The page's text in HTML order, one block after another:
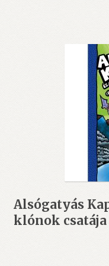
Alsógatyás
klónok